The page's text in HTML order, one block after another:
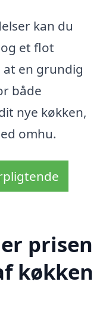
kan du
et flot
at en grundig
både
nye køkken,
omhu.
prisen
køkken